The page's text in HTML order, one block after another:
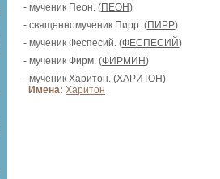
- мученик Пеон. (ПЕОН)
- священномученик Пирр. (ПИРР)
- мученик Феспесий. (ФЕСПЕСИЙ)
- мученик Фирм. (ФИРМИН)
- мученик Xаритон. (ХАРИТОН)
Имена: Харитон